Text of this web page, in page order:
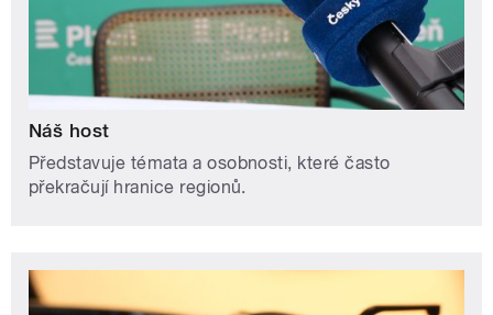
Náš host
Představuje témata a osobnosti, které často
překračují hranice regionů.